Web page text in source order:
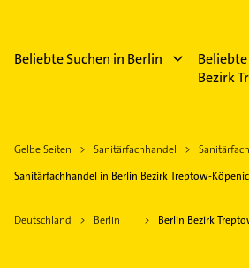
Beliebte Suchen in Berlin
Bezirk
Gelbe Seiten Sanitärfachhandel
Sanitärfachhandel in Berlin Bezirk Treptow-
Deutschland Berlin Berlin Bezirk